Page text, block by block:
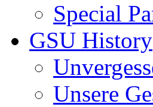
Special
GSU History
Unsere